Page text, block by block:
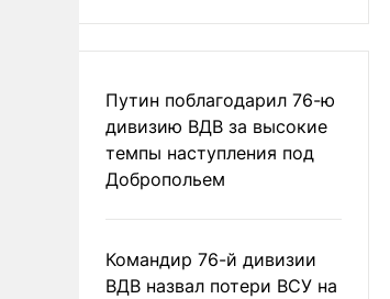
Путин поблагодарил 76-ю
дивизию ВДВ за высокие
темпы наступления под
Добропольем
Командир 76-й дивизии
ВДВ назвал потери ВСУ на